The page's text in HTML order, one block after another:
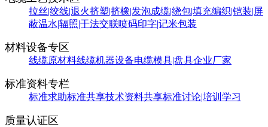
拉丝|绞线|退火挤塑|挤橡|发泡成缆|绕包|填充编织|铠装|屏
蔽温水|辐照|干法交联喷码印字|记米包装
材料设备专区
线缆原材料线缆机器设备电缆模具|盘具企业厂家
标准资料专栏
标准求助标准共享技术资料共享标准讨论|培训学习
质量认证区